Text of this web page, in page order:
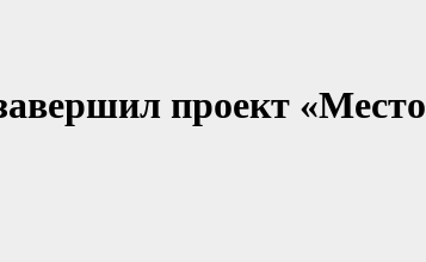
проект «Место